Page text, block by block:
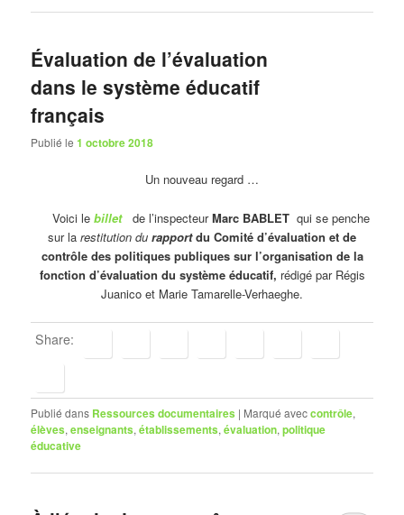
Évaluation de l’évaluation
dans le système éducatif
français
Publié le1 octobre 2018
Un nouveau regard …
Voici le billet de l’inspecteurMarc BABLET qui se penche
sur la restitution du rapportdu Comité d’évaluation et de
contrôle des politiques publiques sur l’organisation de la
fonction d’évaluation du système éducatif, rédigé par Régis
Juanico et Marie Tamarelle-Verhaeghe.
Share:
Publié dans Ressources documentaires | Marqué aveccontrôle,
élèves,enseignants,établissements,évaluation,politique
éducative